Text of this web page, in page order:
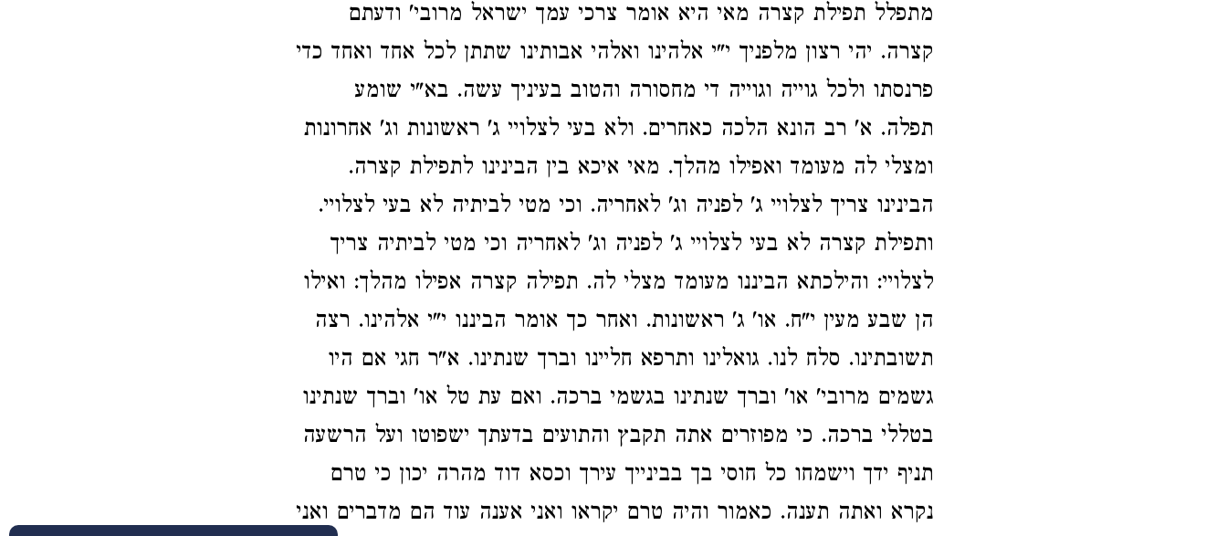
מתפלל תפילת קצרה מאי היא אומר צרכי עמך ישראל מרובי' ודעתם
קצרה. יהי רצון מלפניך י"י אלהינו ואלהי אבותינו שתתן לכל אחד ואחד כדי
פרנסתו ולכל גוייה וגוייה די מחסורה והטוב בעיניך עשה. בא"י שומע
תפלה. א' רב הונא הלכה כאחרים. ולא בעי לצלויי ג' ראשונות וג' אחרונות
ומצלי לה מעומד ואפילו מהלך. מאי איכא בין הבינינו לתפילת קצרה.
הבינינו צריך לצלויי ג' לפניה וג' לאחריה. וכי מטי לביתיה לא בעי לצלויי.
ותפילת קצרה לא בעי לצלויי ג' לפניה וג' לאחריה וכי מטי לביתיה צריך
לצלויי: והילכתא הביננו מעומד מצלי לה. תפילה קצרה אפילו מהלך: ואילו
הן שבע מעין י"ח. או' ג' ראשונות. ואחר כך אומר הביננו י"י אלהינו. רצה
תשובתינו. סלח לנו. גואלינו ותרפא חליינו וברך שנתינו. א"ר חגי אם היו
גשמים מרובי' או' וברך שנתינו בגשמי ברכה. ואם עת טל או' וברך שנתינו
בטללי ברכה. כי מפוזרים אתה תקבץ והתועים בדעתך ישפוטו ועל הרשעה
תניף ידך וישמחו כל חוסי בך בבינייך עירך וכסא דוד מהרה יכון כי טרם
נקרא ואתה תענה. כאמור והיה טרם יקראו ואני אענה עוד הם מדברים ואני